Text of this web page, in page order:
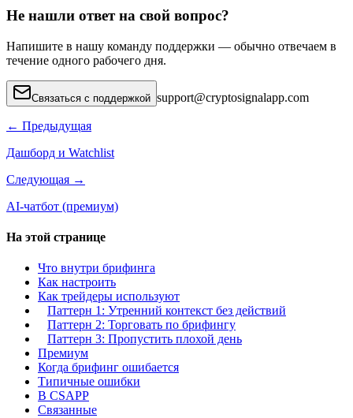
Не нашли ответ на свой вопрос?
Напишите в нашу команду поддержки — обычно отвечаем в
течение одного рабочего дня.
Связаться с поддержкой support@cryptosignalapp.com
← Предыдущая
Дашборд и Watchlist
Следующая →
AI-чатбот (премиум)
На этой странице
Что внутри брифинга
Как настроить
Как трейдеры используют
Паттерн 1: Утренний контекст без действий
Паттерн 2: Торговать по брифингу
Паттерн 3: Пропустить плохой день
Премиум
Когда брифинг ошибается
Типичные ошибки
В CSAPP
Связанные